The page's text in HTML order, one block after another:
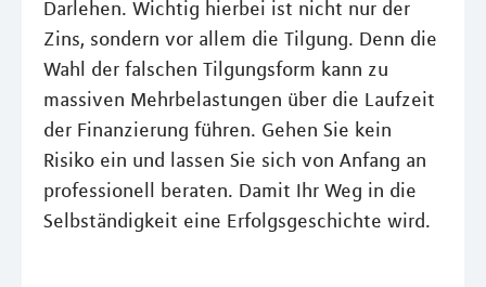
Darlehen. Wichtig hierbei ist nicht nur der
Zins, sondern vor allem die Tilgung. Denn die
Wahl der falschen Tilgungsform kann zu
massiven Mehrbelastungen über die Laufzeit
der Finanzierung führen. Gehen Sie kein
Risiko ein und lassen Sie sich von Anfang an
professionell beraten. Damit Ihr Weg in die
Selbständigkeit eine Erfolgsgeschichte wird.